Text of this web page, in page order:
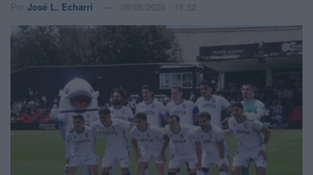
Por José L. Echarri 09/05/2026 - 16:52